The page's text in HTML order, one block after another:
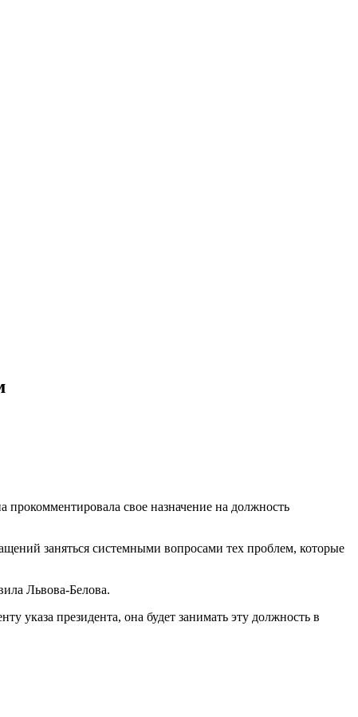
свое назначение на должность
заняться системными вопросами тех проблем, которые
Львова-Белова.
указа президента, она будет занимать эту должность в